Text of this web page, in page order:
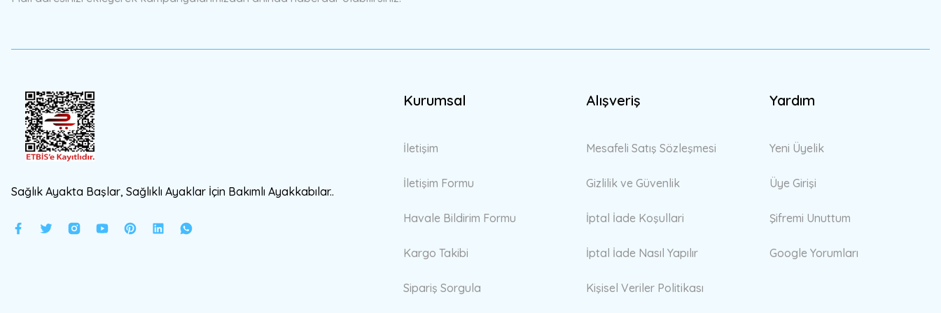
Ürün fiyatı diğer sitelerden daha pahalı.
Sağlık Ayakta Başlar, Sağlıklı Ayaklar İçin Bakımlı Ayakkabılar..
Kurumsal
İletişim
İletişim Formu
Havale Bildirim Formu
Kargo Takibi
Sipariş Sorgula
Alışveriş
Mesafeli Satış Sözleşmesi
Gizlilik ve Güvenlik
İptal İade Koşullari
İptal İade Nasıl Yapılır
Kişisel Veriler Politikası
Yardım
Yeni Üyelik
Üye Girişi
Şifremi Unuttum
Google Yorumları